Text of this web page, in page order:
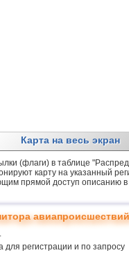
Карта на весь экран
(флаги) в таблице
карту на указанный
прямой доступ описанию
авиапроисшествий
для регистрации и по запросу